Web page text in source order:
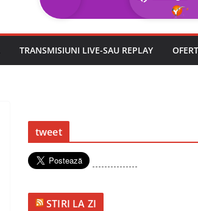
TRANSMISIUNI LIVE-SAU REPLAY
tweet
---------------
STIRI LA ZI